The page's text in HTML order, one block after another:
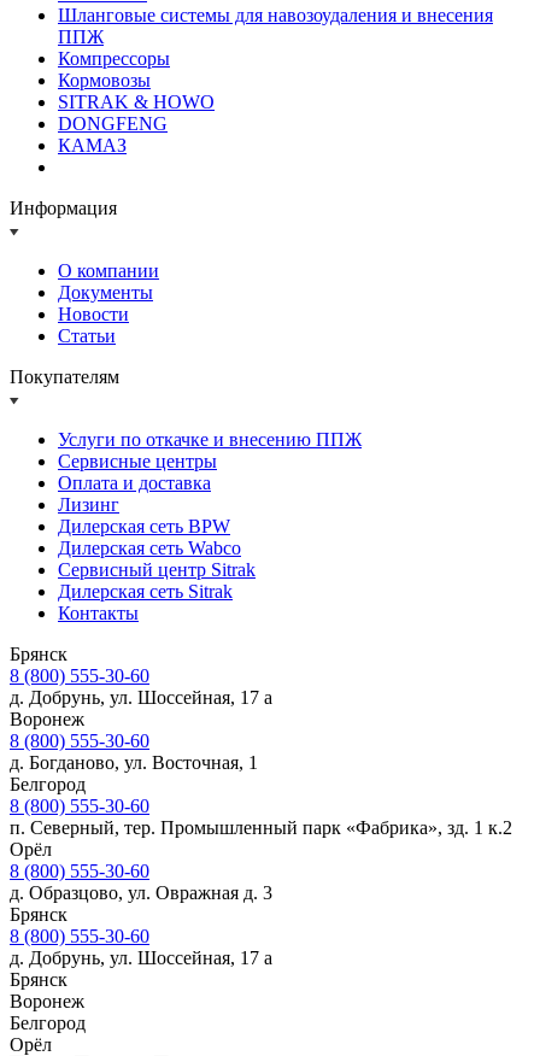
Шланговые системы для навозоудаления и внесения
ППЖ
Компрессоры
Кормовозы
SITRAK & HOWO
DONGFENG
КАМАЗ
Информация
О компании
Документы
Новости
Статьи
Покупателям
Услуги по откачке и внесению ППЖ
Сервисные центры
Оплата и доставка
Лизинг
Дилерская сеть BPW
Дилерская сеть Wabco
Сервисный центр Sitrak
Дилерская сеть Sitrak
Контакты
Брянск
8 (800) 555-30-60
д. Добрунь, ул. Шоссейная, 17 а
Воронеж
8 (800) 555-30-60
д. Богданово, ул. Восточная, 1
Белгород
8 (800) 555-30-60
п. Северный, тер. Промышленный парк «Фабрика», зд. 1 к.2
Орёл
8 (800) 555-30-60
д. Образцово, ул. Овражная д. 3
Брянск
8 (800) 555-30-60
д. Добрунь, ул. Шоссейная, 17 а
Брянск
Воронеж
Белгород
Орёл